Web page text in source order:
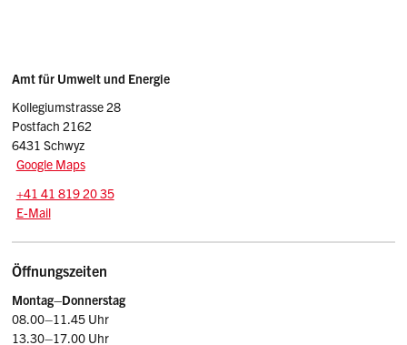
Sidebar
Adresse
Amt für Umwelt und Energie
Kollegiumstrasse 28
Postfach 2162
6431 Schwyz
Google Maps
Tel.:
+41 41 819 20 35
E-Mail: afu
E-Mail
Öffnungszeiten
Montag–Donnerstag
08.00–11.45 Uhr
13.30–17.00 Uhr